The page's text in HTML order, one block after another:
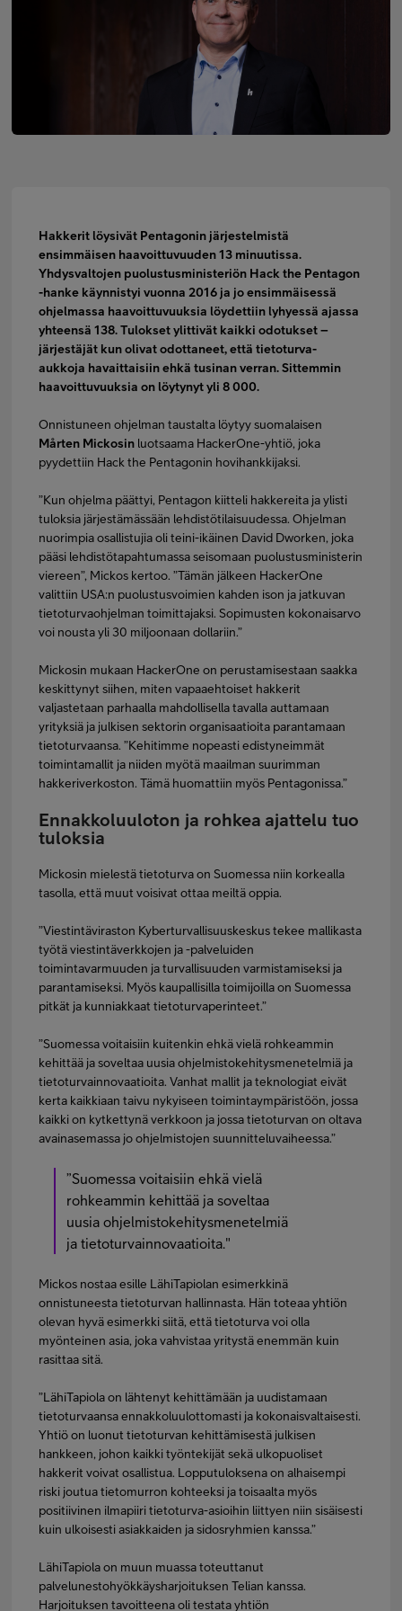
Hakkerit löysivät Pentagonin järjestelmistä
ensimmäisen haavoittuvuuden 13 minuutissa.
Yhdysvaltojen puolustusministeriön Hack the Pentagon
-hanke käynnistyi vuonna 2016 ja jo ensimmäisessä
ohjelmassa haavoittuvuuksia löydettiin lyhyessä ajassa
yhteensä 138. Tulokset ylittivät kaikki odotukset –
järjestäjät kun olivat odottaneet, että tietoturva-
aukkoja havaittaisiin ehkä tusinan verran. Sittemmin
haavoittuvuuksia on löytynyt yli 8 000.
Onnistuneen ohjelman taustalta löytyy suomalaisen
Mårten Mickosin luotsaama HackerOne-yhtiö, joka
pyydettiin Hack the Pentagonin hovihankkijaksi.
”Kun ohjelma päättyi, Pentagon kiitteli hakkereita ja ylisti
tuloksia järjestämässään lehdistötilaisuudessa. Ohjelman
nuorimpia osallistujia oli teini-ikäinen David Dworken, joka
pääsi lehdistötapahtumassa seisomaan puolustusministerin
viereen”, Mickos kertoo. ”Tämän jälkeen HackerOne
valittiin USA:n puolustusvoimien kahden ison ja jatkuvan
tietoturvaohjelman toimittajaksi. Sopimusten kokonaisarvo
voi nousta yli 30 miljoonaan dollariin.”
Mickosin mukaan HackerOne on perustamisestaan saakka
keskittynyt siihen, miten vapaaehtoiset hakkerit
valjastetaan parhaalla mahdollisella tavalla auttamaan
yrityksiä ja julkisen sektorin organisaatioita parantamaan
tietoturvaansa. ”Kehitimme nopeasti edistyneimmät
toimintamallit ja niiden myötä maailman suurimman
hakkeriverkoston. Tämä huomattiin myös Pentagonissa.”
Ennakkoluuloton ja rohkea ajattelu tuo
tuloksia
Mickosin mielestä tietoturva on Suomessa niin korkealla
tasolla, että muut voisivat ottaa meiltä oppia.
”Viestintäviraston Kyberturvallisuuskeskus tekee mallikasta
työtä viestintäverkkojen ja -palveluiden
toimintavarmuuden ja turvallisuuden varmistamiseksi ja
parantamiseksi. Myös kaupallisilla toimijoilla on Suomessa
pitkät ja kunniakkaat tietoturvaperinteet.”
”Suomessa voitaisiin kuitenkin ehkä vielä rohkeammin
kehittää ja soveltaa uusia ohjelmistokehitysmenetelmiä ja
tietoturvainnovaatioita. Vanhat mallit ja teknologiat eivät
kerta kaikkiaan taivu nykyiseen toimintaympäristöön, jossa
kaikki on kytkettynä verkkoon ja jossa tietoturvan on oltava
avainasemassa jo ohjelmistojen suunnitteluvaiheessa.”
”Suomessa voitaisiin ehkä vielä
rohkeammin kehittää ja soveltaa
uusia ohjelmistokehitysmenetelmiä
ja tietoturvainnovaatioita."
Mickos nostaa esille LähiTapiolan esimerkkinä
onnistuneesta tietoturvan hallinnasta. Hän toteaa yhtiön
olevan hyvä esimerkki siitä, että tietoturva voi olla
myönteinen asia, joka vahvistaa yritystä enemmän kuin
rasittaa sitä.
”LähiTapiola on lähtenyt kehittämään ja uudistamaan
tietoturvaansa ennakkoluulottomasti ja kokonaisvaltaisesti.
Yhtiö on luonut tietoturvan kehittämisestä julkisen
hankkeen, johon kaikki työntekijät sekä ulkopuoliset
hakkerit voivat osallistua. Lopputuloksena on alhaisempi
riski joutua tietomurron kohteeksi ja toisaalta myös
positiivinen ilmapiiri tietoturva-asioihin liittyen niin sisäisesti
kuin ulkoisesti asiakkaiden ja sidosryhmien kanssa.”
LähiTapiola on muun muassa toteuttanut
palvelunestohyökkäysharjoituksen Telian kanssa.
Harjoituksen tavoitteena oli testata yhtiön